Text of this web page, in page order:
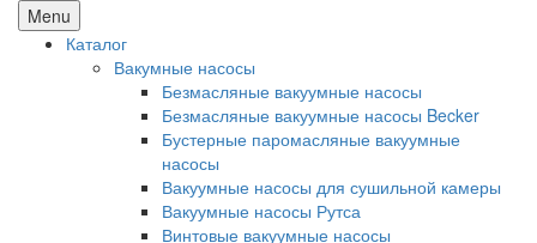
Menu
Каталог
Вакумные насосы
Безмасляные вакуумные насосы
Безмасляные вакуумные насосы Becker
Бустерные паромасляные вакуумные
насосы
Вакуумные насосы для сушильной камеры
Вакуумные насосы Рутса
Винтовые вакуумные насосы